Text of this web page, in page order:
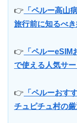
👉 「ペルー高山
旅行前に知るべ
👉 「ペルー
で使える人気サ
👉 「ペルーおす
チュピチュ村の